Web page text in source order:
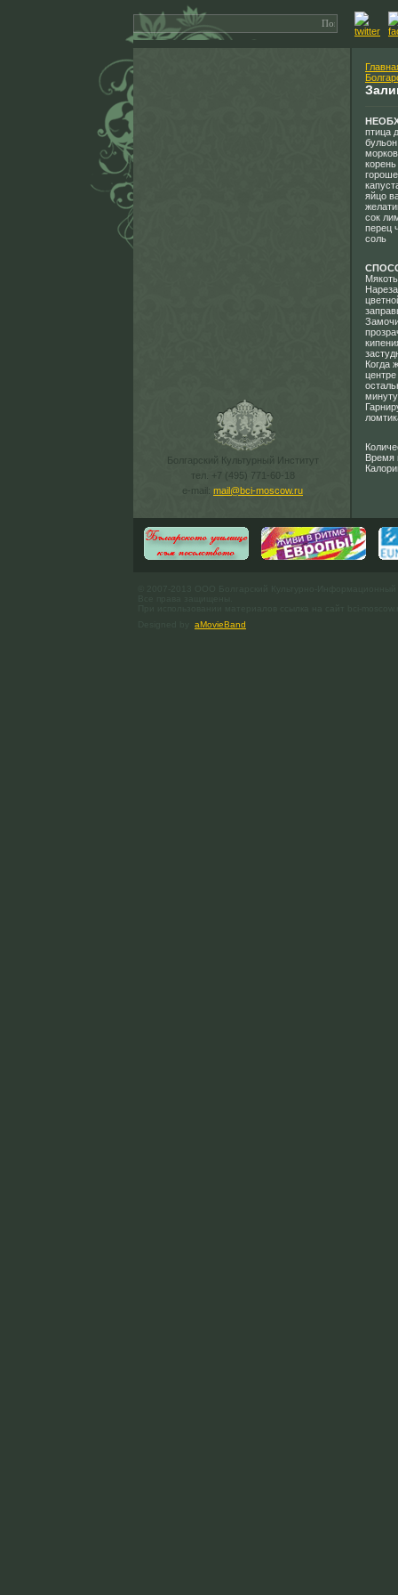
Болгарский Культурный Институт
тел. +7 (495) 771-60-18
e-mail: mail@bci-moscow.ru
птица
яйцо
сок
перец
соль
Когда
Время
aMovieBand